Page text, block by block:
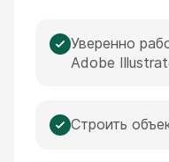
Уверенно
Adobe
Строить